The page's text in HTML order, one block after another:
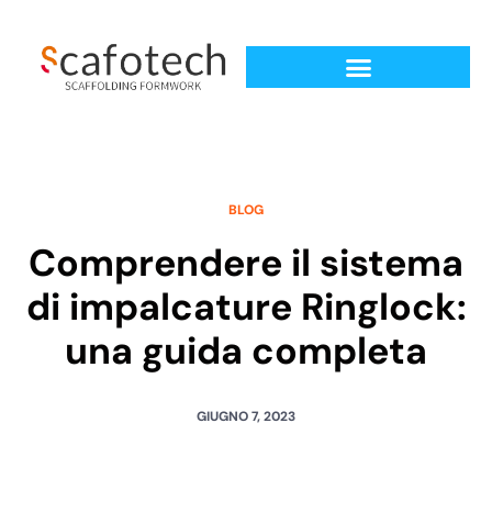
BLOG
Comprendere il sistema
di impalcature Ringlock:
una guida completa
GIUGNO 7, 2023